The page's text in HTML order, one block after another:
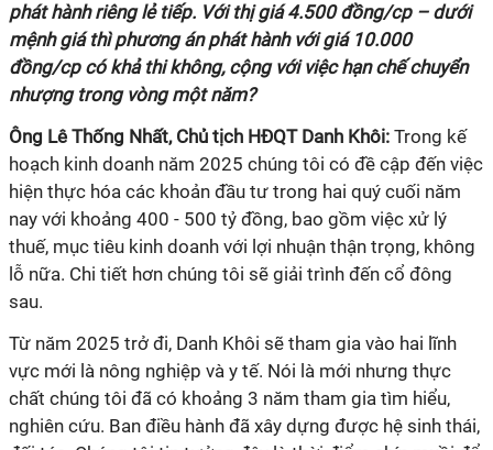
phát hành riêng lẻ tiếp. Với thị giá 4.500 đồng/cp – dưới
mệnh giá thì phương án phát hành với giá 10.000
đồng/cp có khả thi không, cộng với việc hạn chế chuyển
nhượng trong vòng một năm?
Ông Lê Thống Nhất, Chủ tịch HĐQT Danh Khôi: Trong kế
hoạch kinh doanh năm 2025 chúng tôi có đề cập đến việc
hiện thực hóa các khoản đầu tư trong hai quý cuối năm
nay với khoảng 400 - 500 tỷ đồng, bao gồm việc xử lý
thuế, mục tiêu kinh doanh với lợi nhuận thận trọng, không
lỗ nữa. Chi tiết hơn chúng tôi sẽ giải trình đến cổ đông
sau.
Từ năm 2025 trở đi, Danh Khôi sẽ tham gia vào hai lĩnh
vực mới là nông nghiệp và y tế. Nói là mới nhưng thực
chất chúng tôi đã có khoảng 3 năm tham gia tìm hiểu,
nghiên cứu. Ban điều hành đã xây dựng được hệ sinh thái,